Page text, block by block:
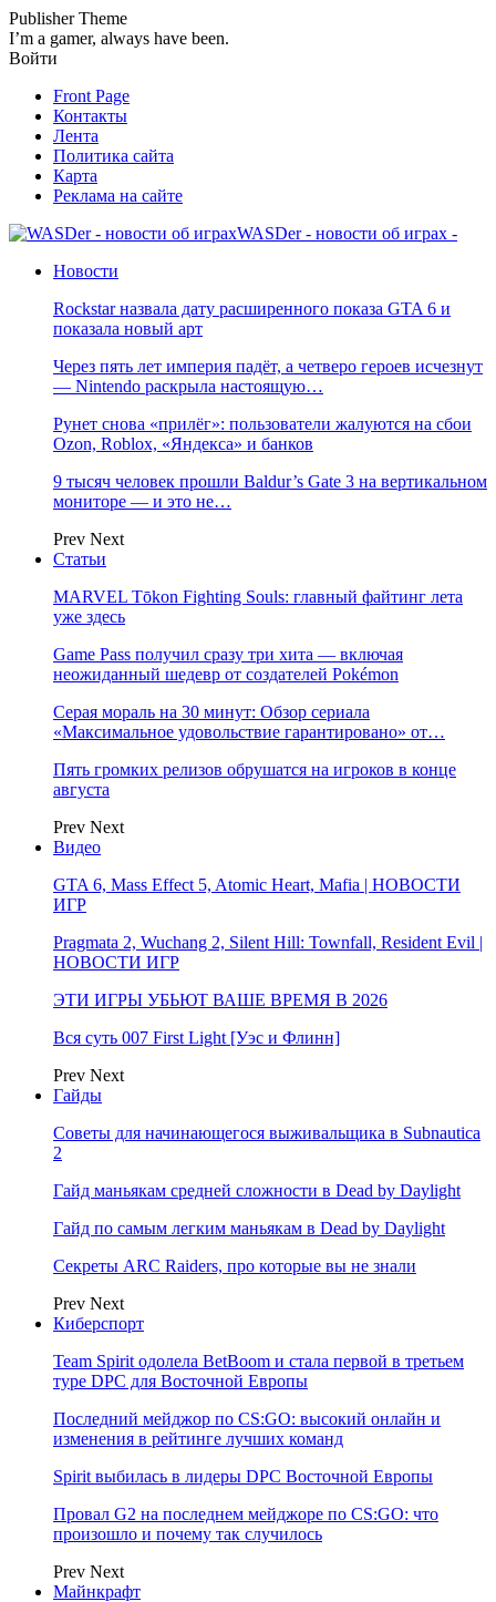
Publisher Theme
I’m a gamer, always have been.
Войти
Front Page
Контакты
Лента
Политика сайта
Карта
Реклама на сайте
WASDer - новости об играх -
Новости
Rockstar назвала дату расширенного показа GTA 6 и
показала новый арт
Через пять лет империя падёт, а четверо героев исчезнут
— Nintendo раскрыла настоящую…
Рунет снова «прилёг»: пользователи жалуются на сбои
Ozon, Roblox, «Яндекса» и банков
9 тысяч человек прошли Baldur’s Gate 3 на вертикальном
мониторе — и это не…
Prev Next
Статьи
MARVEL Tōkon Fighting Souls: главный файтинг лета
уже здесь
Game Pass получил сразу три хита — включая
неожиданный шедевр от создателей Pokémon
Серая мораль на 30 минут: Обзор сериала
«Максимальное удовольствие гарантировано» от…
Пять громких релизов обрушатся на игроков в конце
августа
Prev Next
Видео
GTA 6, Mass Effect 5, Atomic Heart, Mafia | НОВОСТИ
ИГР
Pragmata 2, Wuchang 2, Silent Hill: Townfall, Resident Evil |
НОВОСТИ ИГР
ЭТИ ИГРЫ УБЬЮТ ВАШЕ ВРЕМЯ В 2026
Вся суть 007 First Light [Уэс и Флинн]
Prev Next
Гайды
Советы для начинающегося выживальщика в Subnautica
2
Гайд маньякам средней сложности в Dead by Daylight
Гайд по самым легким маньякам в Dead by Daylight
Секреты ARC Raiders, про которые вы не знали
Prev Next
Киберспорт
Team Spirit одолела BetBoom и стала первой в третьем
туре DPC для Восточной Европы
Последний мейджор по CS:GO: высокий онлайн и
изменения в рейтинге лучших команд
Spirit выбилась в лидеры DPC Восточной Европы
Провал G2 на последнем мейджоре по CS:GO: что
произошло и почему так случилось
Prev Next
Майнкрафт